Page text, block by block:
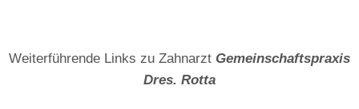
Weiterführende Links zu Zahnarzt Gemeinschaftspraxis
Dres. Rotta